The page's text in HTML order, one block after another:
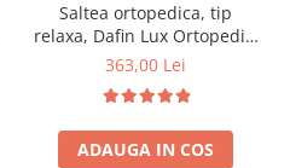
Saltea ortopedica, tip
relaxa, Dafin Lux Ortopedic,
90x200x21cm, fermitate
tip Bonell, fata vara-iarna,
sistem de aerisire cu
butoni, Salt Confort
363,00 Lei
ADAUGA IN COS